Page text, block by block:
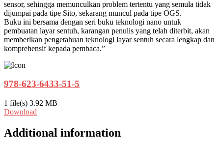
sensor, sehingga memunculkan problem tertentu yang semula tidak
dijumpai pada tipe Sito, sekarang muncul pada tipe OGS.
Buku ini bersama dengan seri buku teknologi nano untuk
pembuatan layar sentuh, karangan penulis yang telah diterbit, akan
memberikan pengetahuan teknologi layar sentuh secara lengkap dan
komprehensif kepada pembaca.”
978-623-6433-51-5
1 file(s) 3.92 MB
Download
Additional information